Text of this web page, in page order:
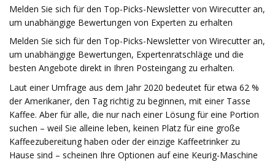
Melden Sie sich für den Top-Picks-Newsletter von Wirecutter an,
um unabhängige Bewertungen von Experten zu erhalten
Melden Sie sich für den Top-Picks-Newsletter von Wirecutter an,
um unabhängige Bewertungen, Expertenratschläge und die
besten Angebote direkt in Ihren Posteingang zu erhalten.
Laut einer Umfrage aus dem Jahr 2020 bedeutet für etwa 62 %
der Amerikaner, den Tag richtig zu beginnen, mit einer Tasse
Kaffee. Aber für alle, die nur nach einer Lösung für eine Portion
suchen – weil Sie alleine leben, keinen Platz für eine große
Kaffeezubereitung haben oder der einzige Kaffeetrinker zu
Hause sind – scheinen Ihre Optionen auf eine Keurig-Maschine